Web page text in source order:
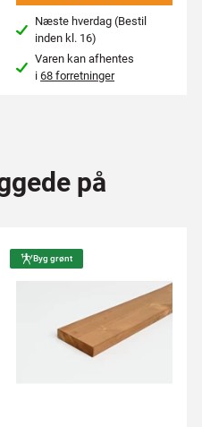
Næste hverdag (Bestil
inden kl. 16)
Varen kan afhentes
i68 forretninger
på
Byg grønt